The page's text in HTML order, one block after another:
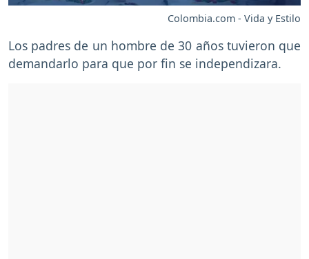
Colombia.com - Vida y Estilo
Los padres de un hombre de 30 años tuvieron que
demandarlo para que por fin se independizara.